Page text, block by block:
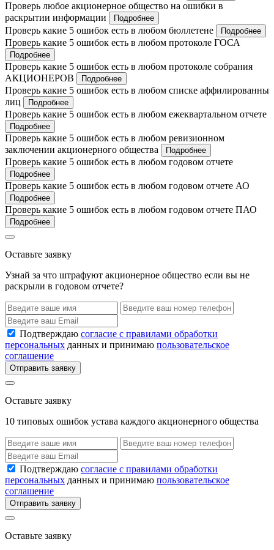
Проверь любое акционерное общество на ошибки в
раскрытии информации
Подробнее
Проверь какие 5 ошибок есть в любом бюллетене Подробнее
Проверь какие 5 ошибок есть в любом протоколе ГОСА
Подробнее
Проверь какие 5 ошибок есть в любом протоколе собрания
АКЦИОНЕРОВ
Подробнее
Проверь какие 5 ошибок есть в любом списке аффилированны
лиц
Подробнее
Проверь какие 5 ошибок есть в любом ежеквартальном отчете
Подробнее
Проверь какие 5 ошибок есть в любом ревизионном
заключении акционерного общества
Подробнее
Проверь какие 5 ошибок есть в любом годовом отчете
Подробнее
Проверь какие 5 ошибок есть в любом годовом отчете АО
Подробнее
Проверь какие 5 ошибок есть в любом годовом отчете ПАО
Подробнее
Оставьте заявку
Узнай за что штрафуют акционерное общество если вы не
раскрыли в годовом отчете?
Подтверждаю согласие с правилами обработки
персональных данных и принимаю пользовательское
соглашение
Отправить заявку
Оставьте заявку
10 типовых ошибок устава каждого акционерного общества
Подтверждаю согласие с правилами обработки
персональных данных и принимаю пользовательское
соглашение
Отправить заявку
Оставьте заявку